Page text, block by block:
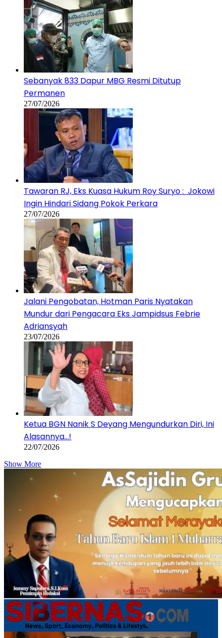
Sebanyak 833 Dapur MBG Resmi Ditutup
Permanen
27/07/2026
Tawaran RJ, Eks Kuasa Hukum Roy Suryo : Jokowi
Ingin Hindari Sidang Pokok Perkara
27/07/2026
Jalani Pengobatan, Hotman Paris Nyatakan
Mundur dari Pengacara Eks Jampidsus Febrie
Adriansyah
23/07/2026
Ketua BGN Nanik S Deyang Mengundurkan Diri, Ini
Alasannya…!
22/07/2026
Show More